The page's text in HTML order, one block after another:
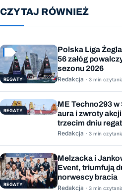
CZYTAJ RÓWNIEŻ
REGATY
Polska Liga
56 załóg
sezonu 2026
Redakcja · 3 min
REGATY
ME Techno293
aura i zwroty
trzecim dniu regat
Redakcja · 3 min
REGATY
Melzacka i
Event, triumfują
norwescy bracia
Redakcja · 3 min